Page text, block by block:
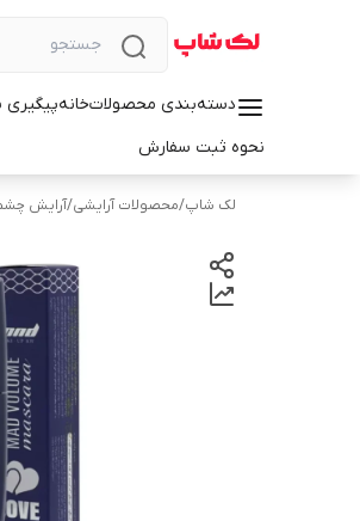
دسته‌بندی محصولاتخانه
نحوه ثبت سفارش
لک شاپ/محصولات آرایشی/آرایش